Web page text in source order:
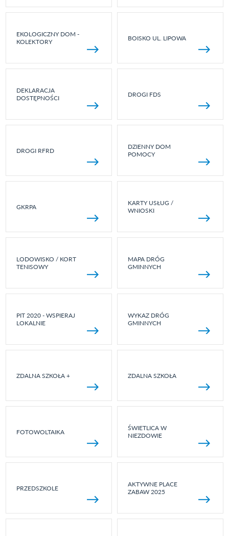
EKOLOGICZNY DOM -
KOLEKTORY
BOISKO UL. LIPOWA
DEKLARACJA
DOSTĘPNOŚCI
DROGI FDS
DROGI RFRD
DZIENNY DOM
POMOCY
GKRPA
KARTY USŁUG /
WNIOSKI
LODOWISKO / KORT
TENISOWY
MAPA DRÓG
GMINNYCH
PIT 2020 - WSPIERAJ
LOKALNIE
WYKAZ DRÓG
GMINNYCH
ZDALNA SZKOŁA + ZDALNA SZKOŁA
FOTOWOLTAIKA
ŚWIETLICA W
NIEZDOWIE
PRZEDSZKOLE
AKTYWNE PLACE
ZABAW 2025